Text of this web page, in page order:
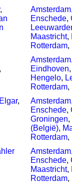
,
Amsterdam
Enschede,
Maastricht,
Rotterdam,
Amsterdam
Eindhoven
Hengelo,
Rotterdam,
Elgar,
Amsterdam
Enschede,
Groningen,
(België),
Rotterdam,
Amsterdam
Enschede,
Maastricht,
Rotterdam,